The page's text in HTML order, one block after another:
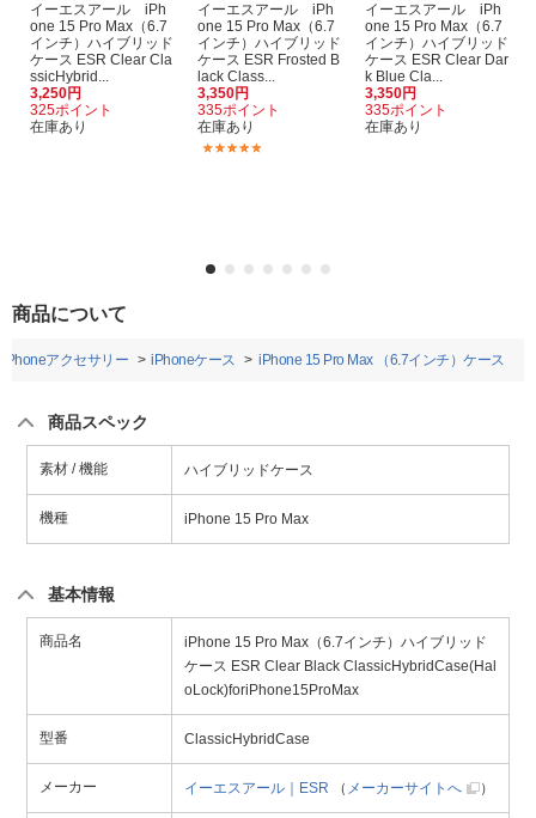
イーエスアール iPh
one 15 Pro Max（6.7
インチ）ハイブリッド
ケース ESR Clear Cla
ssicHybrid...
3,250円
325ポイント
在庫あり
イーエスアール iPh
one 15 Pro Max（6.7
インチ）ハイブリッド
ケース ESR Frosted B
lack Class...
3,350円
335ポイント
在庫あり
イーエスアール iPh
one 15 Pro Max（6.7
インチ）ハイブリッド
ケース ESR Clear Dar
k Blue Cla...
3,350円
335ポイント
在庫あり
商品について
iPhoneアクセサリー iPhoneケース iPhone 15 Pro Max （6.7インチ）ケース
商品スペック
素材 / 機能 ハイブリッドケース
機種 iPhone 15 Pro Max
基本情報
商品名
iPhone 15 Pro Max（6.7インチ）ハイブリッド
ケース ESR Clear Black ClassicHybridCase(Hal
oLock)foriPhone15ProMax
型番 ClassicHybridCase
メーカー イーエスアール｜ESR （ メーカーサイトへ ）